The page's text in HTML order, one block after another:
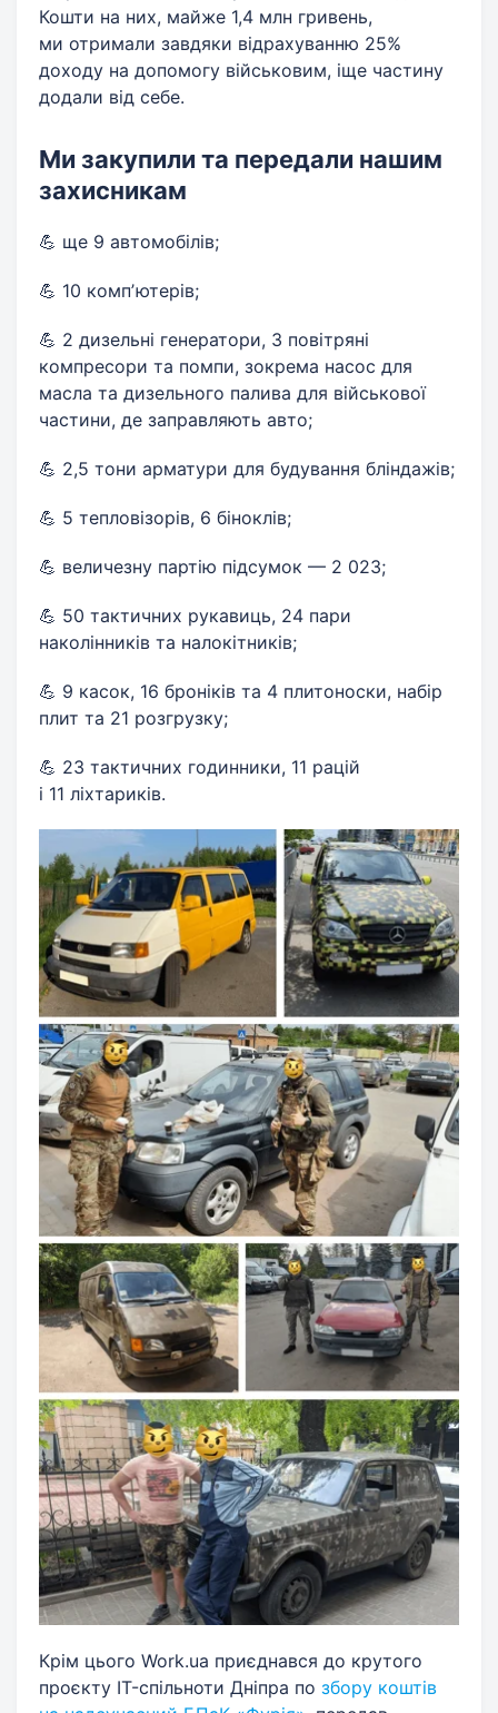
Кошти на них, майже 1,4 млн гривень,
ми отримали завдяки відрахуванню 25%
доходу на допомогу військовим, іще частину
додали від себе.
Ми закупили та передали нашим
захисникам
💪 ще 9 автомобілів;
💪 10 компʼютерів;
💪 2 дизельні генератори, 3 повітряні
компресори та помпи, зокрема насос для
масла та дизельного палива для військової
частини, де заправляють авто;
💪 2,5 тони арматури для будування бліндажів;
💪 5 тепловізорів, 6 біноклів;
💪 величезну партію підсумок — 2 023;
💪 50 тактичних рукавиць, 24 пари
наколінників та налокітників;
💪 9 касок, 16 броніків та 4 плитоноски, набір
плит та 21 розгрузку;
💪 23 тактичних годинники, 11 рацій
і 11 ліхтариків.
Крім цього Work.ua приєднався до крутого
проєкту IT-спільноти Дніпра по збору коштів